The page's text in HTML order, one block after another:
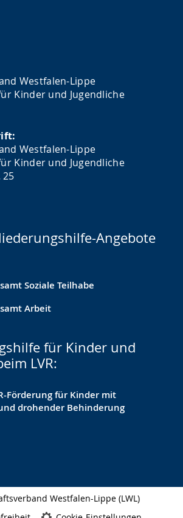
Westfalen-Lippe
Kinder und Jugendliche
Westfalen-Lippe
Kinder und Jugendliche
Angebote
Soziale Teilhabe
Arbeit
für Kinder und
LVR:
Förderung für Kinder mit
drohender Behinderung
Westfalen-Lippe (LWL)